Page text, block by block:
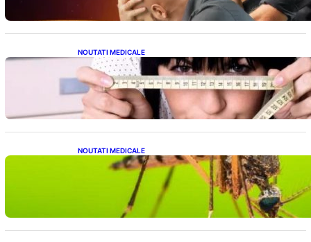
NOUTATI MEDICALE
Inovație Revoluționară în Tratamentul
Obezității: Gastroplastie Endoscopică fără
Bisturiu
NOUTATI MEDICALE
Virusul West Nile: O Amenințare Tot Mai
Aproape pentru România și Europa